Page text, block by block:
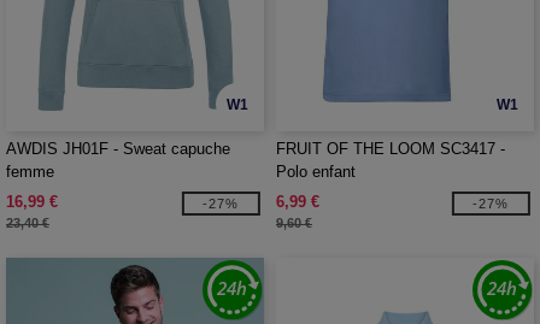
W1
AWDIS JH01F - Sweat capuche
femme
16,99 €
23,40 €
-27%
W1
FRUIT OF THE LOOM SC3417 -
Polo enfant
6,99 €
9,60 €
-27%